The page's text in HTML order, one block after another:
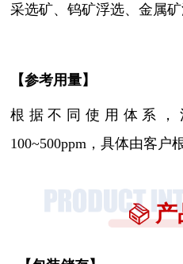
采选矿、钨矿浮选、金属矿
【参考用量】
根据不同使用体系
100~500ppm，具体由客户
产